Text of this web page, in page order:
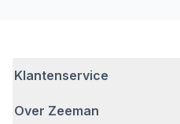
Klantenservice
Veelgestelde vragen
Over Zeeman